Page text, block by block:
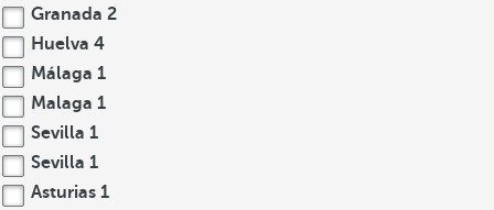
Granada 2
Huelva 4
Málaga 1
Malaga 1
Sevilla 1
Sevilla 1
Asturias 1